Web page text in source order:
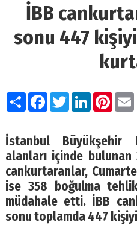
İBB
sonu 447
PaylaşFacebook
TwitterLinkedIn
İstanbul Büyükşehir
alanları içinde
cankurtaranlar,
ise 358 boğulma
müdahale etti. İBB
sonu toplamda 447